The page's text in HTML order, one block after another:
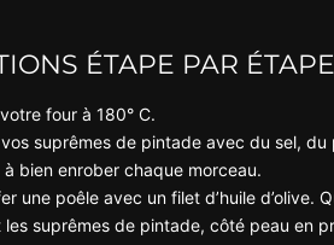
ÉTAPE PAR ÉTAPE
four à 180° C.
suprêmes de pintade avec du sel,
à bien enrober chaque morceau.
une poêle avec un filet d’huile d’olive.
suprêmes de pintade, côté peau en